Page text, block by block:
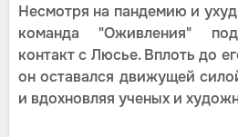
Несмотря на пандемию и
команда "Оживления"
контакт с Люсье. Вплоть до
он оставался движущей
и вдохновляя ученых и